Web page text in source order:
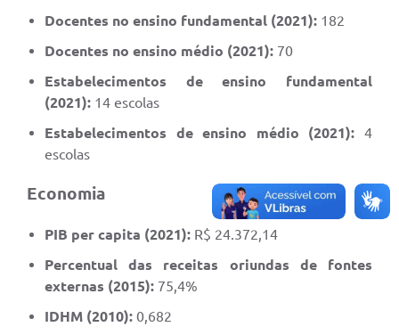
Docentes no ensino fundamental (2021): 182
Docentes no ensino médio (2021): 70
Estabelecimentos de ensino fundamental
(2021): 14 escolas
Estabelecimentos de ensino médio (2021): 4
escolas
Economia
PIB per capita (2021): R$ 24.372,14
Percentual das receitas oriundas de fontes
externas (2015): 75,4%
IDHM (2010): 0,682